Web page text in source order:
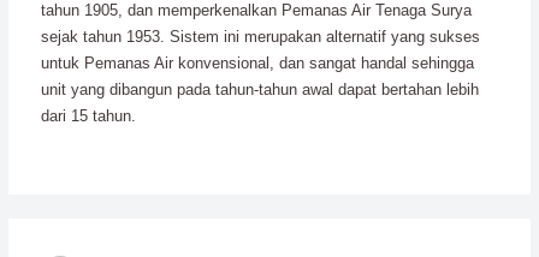
tahun 1905, dan memperkenalkan Pemanas Air Tenaga Surya
sejak tahun 1953. Sistem ini merupakan alternatif yang sukses
untuk Pemanas Air konvensional, dan sangat handal sehingga
unit yang dibangun pada tahun-tahun awal dapat bertahan lebih
dari 15 tahun.